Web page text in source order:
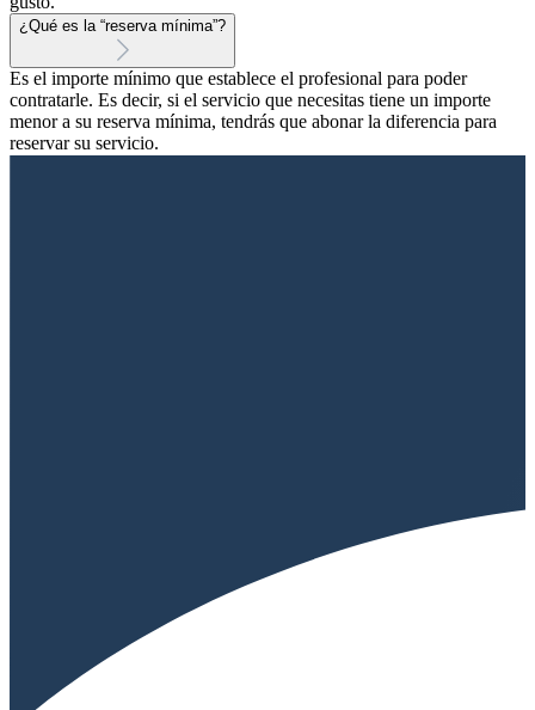
¿Qué es la “reserva mínima”?
Es el importe mínimo que establece el profesional para poder
contratarle. Es decir, si el servicio que necesitas tiene un importe
menor a su reserva mínima, tendrás que abonar la diferencia para
reservar su servicio.